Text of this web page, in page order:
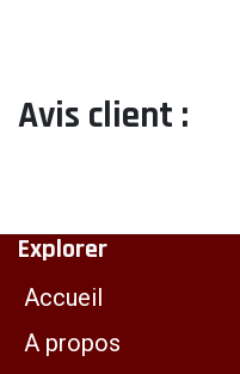
Avis client :
Explorer
Accueil
A propos